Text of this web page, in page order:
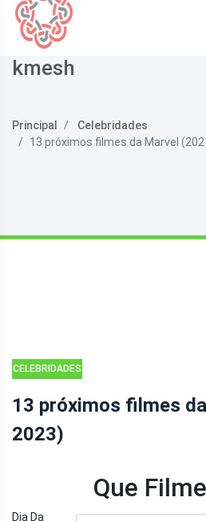
kmesh
Principal
Celebridades
13 próximos filmes da Marvel
CELEBRIDADES
13 próximos filmes
2023)
Que
Dia Da